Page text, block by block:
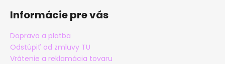
Informácie pre vás
Doprava a platba
Odstúpiť od zmluvy TU
Vrátenie a reklamácia tovaru